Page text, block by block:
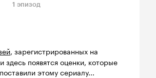
1 эпизод
, зарегистрированных на
здесь появятся оценки, которые
этому сериалу...